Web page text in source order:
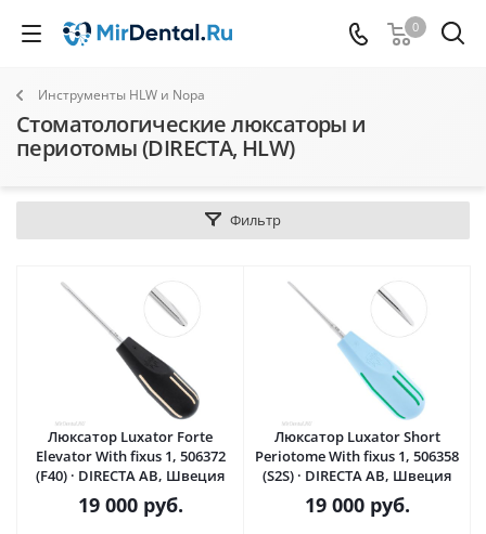
0
Инструменты HLW и Nopa
Стоматологические люксаторы и
периотомы (DIRECTA, HLW)
Фильтр
Люксатор Luxator Forte
Elevator With fixus 1, 506372
(F40) · DIRECTA AB, Швеция
19 000руб.
Люксатор Luxator Short
Periotome With fixus 1, 506358
(S2S) · DIRECTA AB, Швеция
19 000руб.